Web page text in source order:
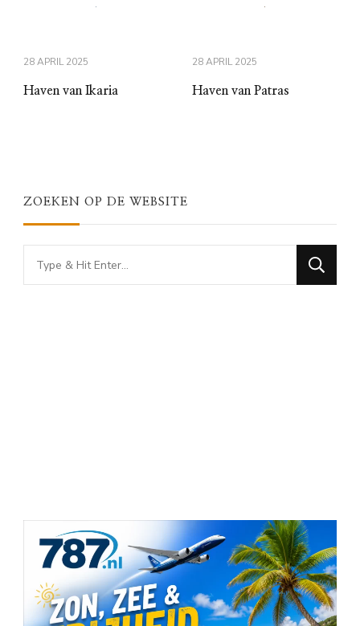
28 APRIL 2025
Haven van Ikaria
28 APRIL 2025
Haven van Patras
ZOEKEN OP DE WEBSITE
Looking
for